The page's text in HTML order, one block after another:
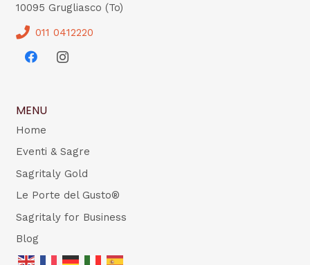
10095 Grugliasco (To)
011 0412220
MENU
Home
Eventi & Sagre
Sagritaly Gold
Le Porte del Gusto®
Sagritaly for Business
Blog